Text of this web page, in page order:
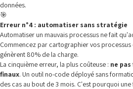
données.
🎯
Erreur n°4 : automatiser sans stratégie
Automatiser un mauvais processus ne fait
Commencez par cartographier vos
génèrent 80% de la charge.
La cinquième erreur, la plus coûteuse : ne
finaux. Un outil no-code déployé sans
des cas au bout de 3 mois. C'est pourquoi